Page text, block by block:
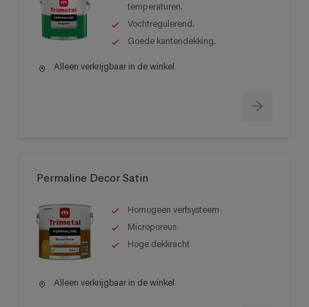
temperaturen.
Vochtregulerend.
Goede kantendekking.
Alleen verkrijgbaar in de winkel
Permaline Decor Satin
Homogeen verfsysteem
Microporeus
Hoge dekkracht
Alleen verkrijgbaar in de winkel